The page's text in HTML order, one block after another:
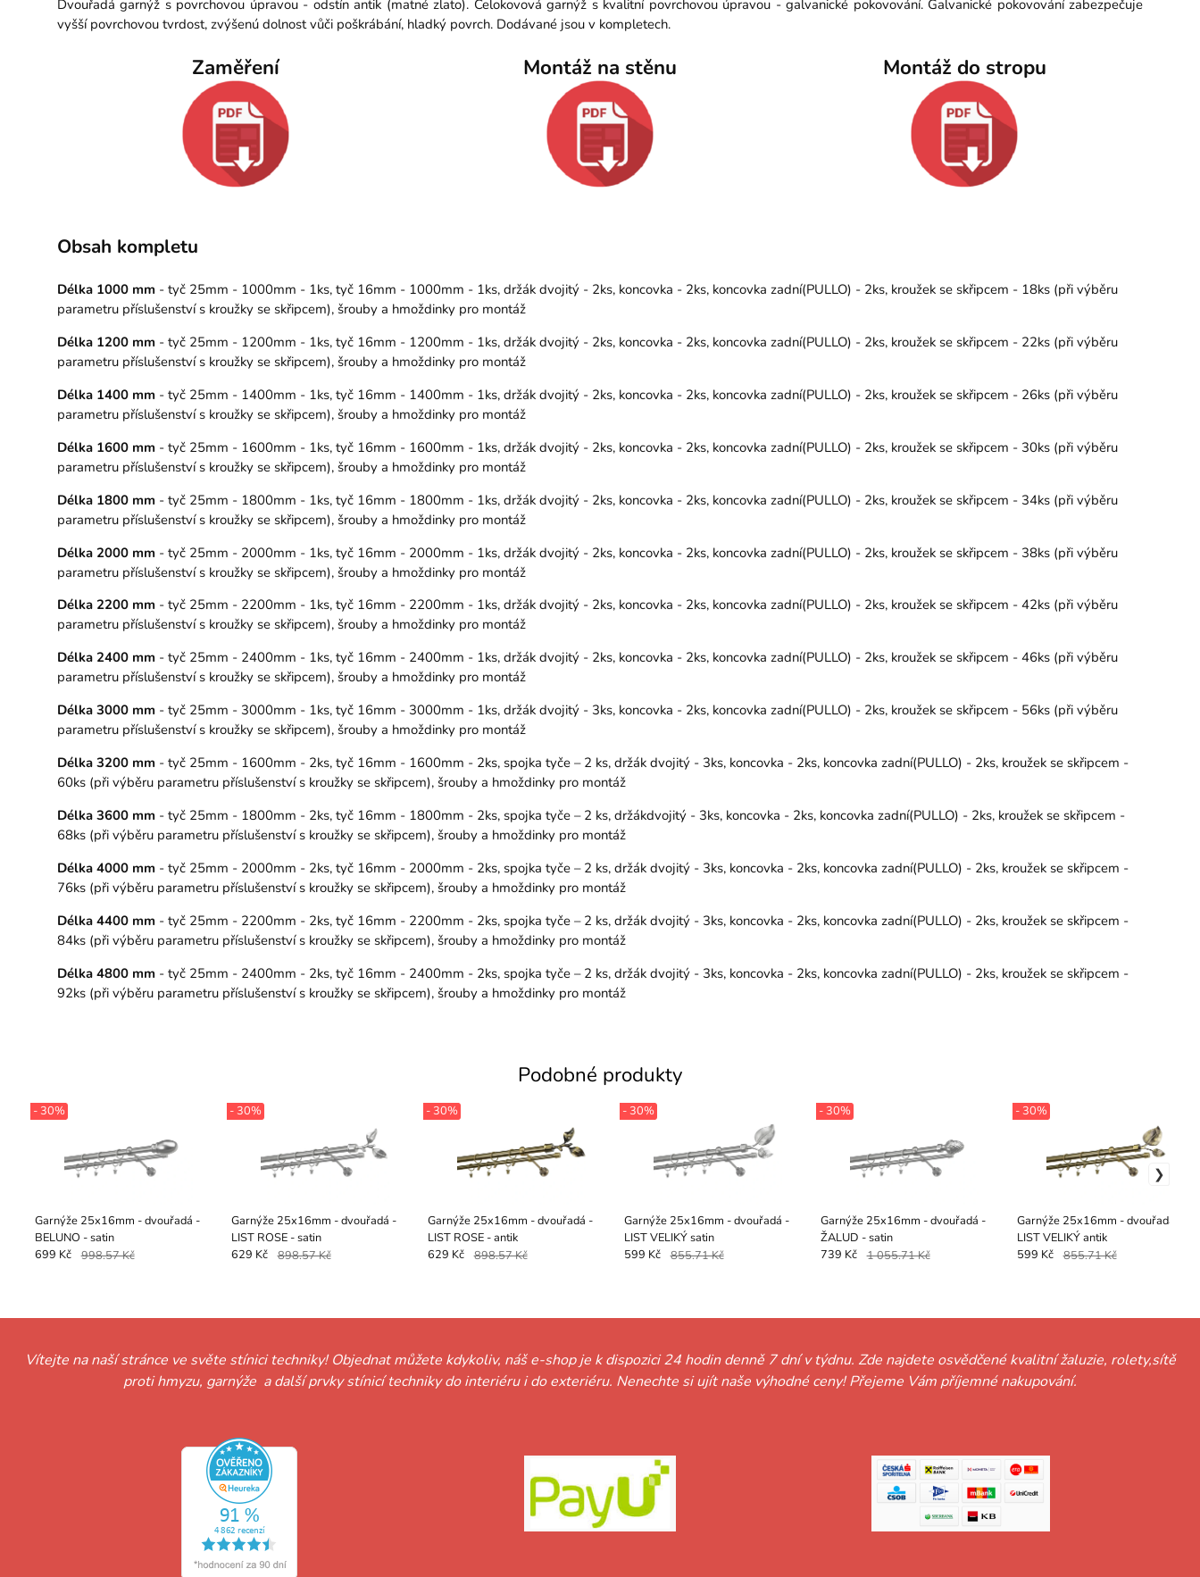
Dvouřadá garnýž s povrchovou úpravou - odstín antik (matné zlato). Celokovová garnýž s kvalitní povrchovou úpravou - galvanické pokovování. Galvanické pokovování zabezpečuje
vyšší povrchovou tvrdost, zvýšenú dolnost vůči poškrábání, hladký povrch. Dodávané jsou v kompletech.
Zaměření Montáž na stěnu Montáž do stropu
Obsah kompletu
Délka 1000 mm - tyč 25mm - 1000mm - 1ks, tyč 16mm - 1000mm - 1ks, držák dvojitý - 2ks, koncovka - 2ks, koncovka zadní(PULLO) - 2ks, kroužek se skřipcem - 18ks (při výběru
parametru příslušenství s kroužky se skřipcem), šrouby a hmoždinky pro montáž
Délka 1200 mm - tyč 25mm - 1200mm - 1ks, tyč 16mm - 1200mm - 1ks, držák dvojitý - 2ks, koncovka - 2ks, koncovka zadní(PULLO) - 2ks, kroužek se skřipcem - 22ks (při výběru
parametru příslušenství s kroužky se skřipcem), šrouby a hmoždinky pro montáž
Délka 1400 mm - tyč 25mm - 1400mm - 1ks, tyč 16mm - 1400mm - 1ks, držák dvojitý - 2ks, koncovka - 2ks, koncovka zadní(PULLO) - 2ks, kroužek se skřipcem - 26ks (při výběru
parametru příslušenství s kroužky se skřipcem), šrouby a hmoždinky pro montáž
Délka 1600 mm - tyč 25mm - 1600mm - 1ks, tyč 16mm - 1600mm - 1ks, držák dvojitý - 2ks, koncovka - 2ks, koncovka zadní(PULLO) - 2ks, kroužek se skřipcem - 30ks (při výběru
parametru příslušenství s kroužky se skřipcem), šrouby a hmoždinky pro montáž
Délka 1800 mm - tyč 25mm - 1800mm - 1ks, tyč 16mm - 1800mm - 1ks, držák dvojitý - 2ks, koncovka - 2ks, koncovka zadní(PULLO) - 2ks, kroužek se skřipcem - 34ks (při výběru
parametru příslušenství s kroužky se skřipcem), šrouby a hmoždinky pro montáž
Délka 2000 mm - tyč 25mm - 2000mm - 1ks, tyč 16mm - 2000mm - 1ks, držák dvojitý - 2ks, koncovka - 2ks, koncovka zadní(PULLO) - 2ks, kroužek se skřipcem - 38ks (při výběru
parametru příslušenství s kroužky se skřipcem), šrouby a hmoždinky pro montáž
Délka 2200 mm - tyč 25mm - 2200mm - 1ks, tyč 16mm - 2200mm - 1ks, držák dvojitý - 2ks, koncovka - 2ks, koncovka zadní(PULLO) - 2ks, kroužek se skřipcem - 42ks (při výběru
parametru příslušenství s kroužky se skřipcem), šrouby a hmoždinky pro montáž
Délka 2400 mm - tyč 25mm - 2400mm - 1ks, tyč 16mm - 2400mm - 1ks, držák dvojitý - 2ks, koncovka - 2ks, koncovka zadní(PULLO) - 2ks, kroužek se skřipcem - 46ks (při výběru
parametru příslušenství s kroužky se skřipcem), šrouby a hmoždinky pro montáž
Délka 3000 mm - tyč 25mm - 3000mm - 1ks, tyč 16mm - 3000mm - 1ks, držák dvojitý - 3ks, koncovka - 2ks, koncovka zadní(PULLO) - 2ks, kroužek se skřipcem - 56ks (při výběru
parametru příslušenství s kroužky se skřipcem), šrouby a hmoždinky pro montáž
Délka 3200 mm - tyč 25mm - 1600mm - 2ks, tyč 16mm - 1600mm - 2ks, spojka tyče – 2 ks, držák dvojitý - 3ks, koncovka - 2ks, koncovka zadní(PULLO) - 2ks, kroužek se skřipcem -
60ks (při výběru parametru příslušenství s kroužky se skřipcem), šrouby a hmoždinky pro montáž
Délka 3600 mm - tyč 25mm - 1800mm - 2ks, tyč 16mm - 1800mm - 2ks, spojka tyče – 2 ks, držákdvojitý - 3ks, koncovka - 2ks, koncovka zadní(PULLO) - 2ks, kroužek se skřipcem -
68ks (při výběru parametru příslušenství s kroužky se skřipcem), šrouby a hmoždinky pro montáž
Délka 4000 mm - tyč 25mm - 2000mm - 2ks, tyč 16mm - 2000mm - 2ks, spojka tyče – 2 ks, držák dvojitý - 3ks, koncovka - 2ks, koncovka zadní(PULLO) - 2ks, kroužek se skřipcem -
76ks (při výběru parametru příslušenství s kroužky se skřipcem), šrouby a hmoždinky pro montáž
Délka 4400 mm - tyč 25mm - 2200mm - 2ks, tyč 16mm - 2200mm - 2ks, spojka tyče – 2 ks, držák dvojitý - 3ks, koncovka - 2ks, koncovka zadní(PULLO) - 2ks, kroužek se skřipcem -
84ks (při výběru parametru příslušenství s kroužky se skřipcem), šrouby a hmoždinky pro montáž
Délka 4800 mm - tyč 25mm - 2400mm - 2ks, tyč 16mm - 2400mm - 2ks, spojka tyče – 2 ks, držák dvojitý - 3ks, koncovka - 2ks, koncovka zadní(PULLO) - 2ks, kroužek se skřipcem -
92ks (při výběru parametru příslušenství s kroužky se skřipcem), šrouby a hmoždinky pro montáž
Podobné produkty
Garnýže 25x16mm - dvouřadá -
BELUNO - satin
- 30%
699 Kč 998.57 Kč
Garnýže 25x16mm - dvouřadá -
LIST ROSE - satin
- 30%
629 Kč 898.57 Kč
Garnýže 25x16mm - dvouřadá -
LIST ROSE - antik
- 30%
629 Kč 898.57 Kč
Garnýže 25x16mm - dvouřadá -
LIST VELIKÝ satin
- 30%
599 Kč 855.71 Kč
Garnýže 25x16mm - dvouřadá -
ŽALUD - satin
- 30%
739 Kč 1 055.71 Kč
Garnýže 25x16mm - dvouřadá -
LIST VELIKÝ antik
- 30%
599 Kč 855.71 Kč
Vítejte na naší stránce ve světe stínici techniky! Objednat můžete kdykoliv, náš e-shop je k dispozici 24 hodin denně 7 dní v týdnu. Zde najdete osvědčené kvalitní žaluzie, rolety,sítě
proti hmyzu, garnýže a další prvky stínicí techniky do interiéru i do exteriéru. Nenechte si ujít naše výhodné ceny! Přejeme Vám příjemné nakupování.